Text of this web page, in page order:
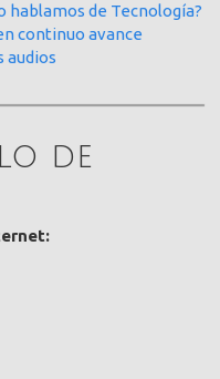
hablamos de Tecnología?
continuo avance
audios
de